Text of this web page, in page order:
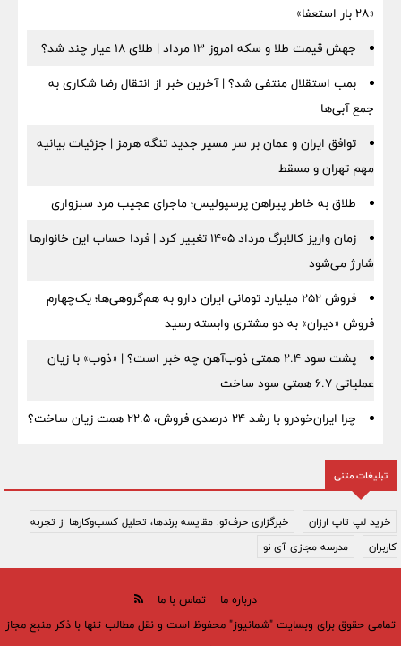
«۲۸ بار استعفا»
جهش قیمت طلا و سکه امروز ۱۳ مرداد | طلای ۱۸ عیار چند شد؟
بمب استقلال منتفی شد؟ | آخرین خبر از انتقال رضا شکاری به
جمع آبی‌ها
توافق ایران و عمان بر سر مسیر جدید تنگه هرمز | جزئیات بیانیه
مهم تهران و مسقط
طلاق به خاطر پیراهن پرسپولیس؛ ماجرای عجیب مرد سبزواری
زمان واریز کالابرگ مرداد ۱۴۰۵ تغییر کرد | فردا حساب این خانوارها
شارژ می‌شود
فروش ۲۵۲ میلیارد تومانی ایران دارو به هم‌گروهی‌ها؛ یک‌چهارم
فروش «دیران» به دو مشتری وابسته رسید
پشت سود ۲.۴ همتی ذوب‌آهن چه خبر است؟ | «ذوب» با زیان
عملیاتی ۶.۷ همتی سود ساخت
چرا ایران‌خودرو با رشد ۲۴ درصدی فروش، ۲۲.۵ همت زیان ساخت؟
تبلیغات متنی
خرید لپ تاپ ارزان
خبرگزاری حرف‌تو: مقایسه برندها، تحلیل کسب‌وکارها از تجربه
کاربران
مدرسه مجازی آی نو
درباره ما
تماس با ما
تمامی حقوق برای وبسایت "شمانیوز" محفوظ است و نقل مطالب تنها با ذکر منبع مجاز